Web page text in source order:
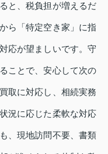
と、税負担が増えるだ
ら「特定空き家」に指
応が望ましいです。守
ことで、安心して次の
取に対応し、相続実務
況に応じた柔軟な対応
、現地訪問不要、書類